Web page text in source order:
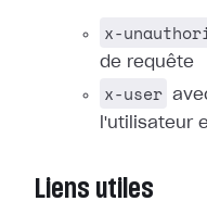
x-
de requête
x-user
l'utilisateur
Liens utiles